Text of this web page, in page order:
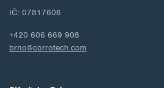
IČ: 07817606
+420 606 669 908
brno@corrotech.com